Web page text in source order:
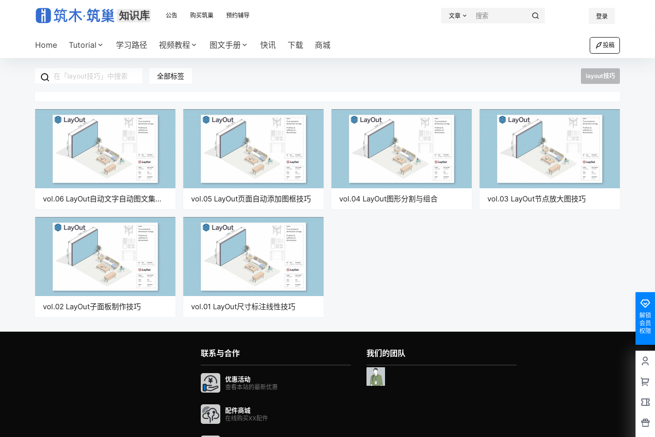
公告 购买筑巢 预约辅导 文章 登录
Home Tutorial 学习路径 视频教程 图文手册 快讯 下载 商城 投稿
全部标签 layout技巧
vol.06 LayOut自动文字自动图文集技
vol.05 LayOut页面自动添加图框技巧 vol.04 LayOut图形分割与组合 vol.03 LayOut节点放大图技巧
vol.02 LayOut子面板制作技巧 vol.01 LayOut尺寸标注线性技巧
解锁
会员
权限
联系与合作
优惠活动
查看本站的最新优惠
配件商城
在线购买XX配件
我们的团队